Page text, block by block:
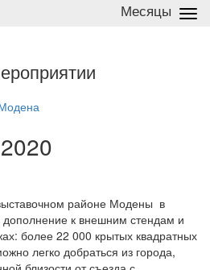
Месяцы
районе Модены в
дополнение к внешним стендам и
более 22 000 крытых квадратных
легко добраться из города,